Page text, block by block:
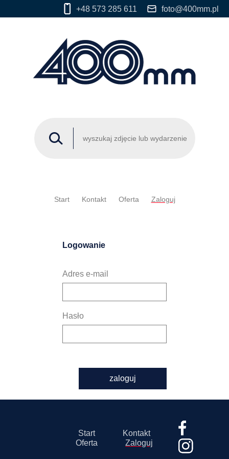
+48 573 285 611 foto@400mm.pl
Start Kontakt Oferta Zaloguj
Logowanie
Adres e-mail
Hasło
zaloguj
Start
Kontakt
Oferta
Zaloguj